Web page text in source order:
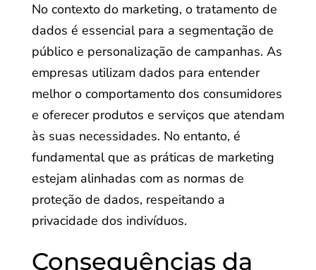
No contexto do marketing, o tratamento de
dados é essencial para a segmentação de
público e personalização de campanhas. As
empresas utilizam dados para entender
melhor o comportamento dos consumidores
e oferecer produtos e serviços que atendam
às suas necessidades. No entanto, é
fundamental que as práticas de marketing
estejam alinhadas com as normas de
proteção de dados, respeitando a
privacidade dos indivíduos.
Consequências da